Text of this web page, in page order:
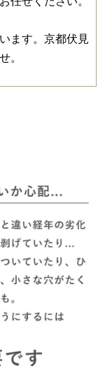
ます。京都伏見
。